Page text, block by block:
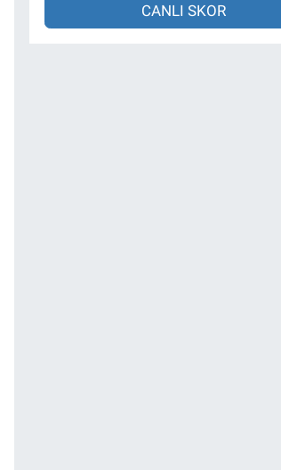
CANLI SKOR